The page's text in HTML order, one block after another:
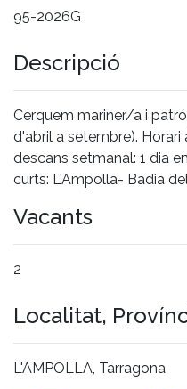
95-2026G
Descripció
Cerquem mariner/a i
d'abril a setembre). Horari
descans setmanal: 1 dia
curts: L'Ampolla- Badia
Vacants
2
Localitat,
L'AMPOLLA, Tarragona